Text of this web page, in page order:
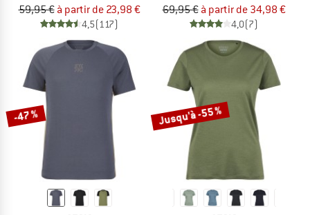
59,95 € à partir de 23,98 €
4,5(117)
69,95 € à partir de 34,98 €
4,0(7)
-47 % Jusqu'à -55 %